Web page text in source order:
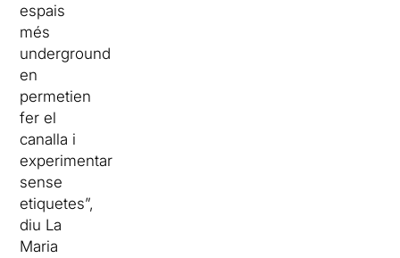
espais
més
underground
en
permetien
fer el
canalla i
experimentar
sense
etiquetes”,
diu La
Maria